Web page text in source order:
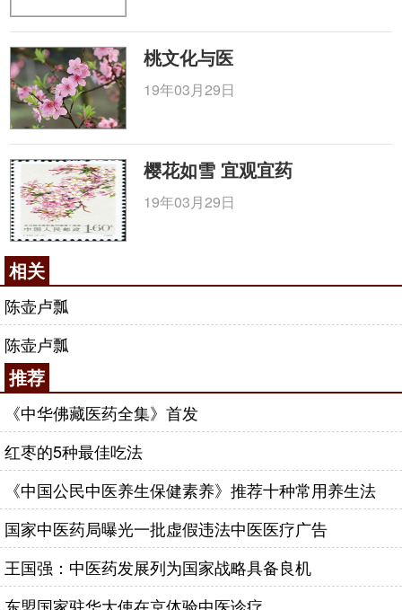
末。每空心温酒服二钱。（《简便单方》）
③治赤白崩中：旧壶芦瓢（炒存性）、
存性）等分。研末。每服二钱，热水调服，三服，有
汗为度，即上，甚者五服止。（《海上方》）
④治汤火伤灼：旧壶芦瓢烧敷之。（《濒湖集简
方》）
【中药炮制】取原药材，除去果柄及种子，洗
净，切块，干燥。用时捣碎。（《安徽省中药饮片炮
制规范2005年版》）
【道地性】非道地
【相关论述】
1.《本草纲目》：消胀杀虫，治痔漏下血，崩
中，带下赤白。
2.《饮片新参》：利水，消皮肤肿胀。
咨询电话：010-87876186
桃文化与医
19年03月29日
樱花如雪 宜观宜药
19年03月29日
相关
陈壶卢瓢
陈壶卢瓢
推荐
《中华佛藏医药全集》首发
红枣的5种最佳吃法
《中国公民中医养生保健素养》推荐十种常用养生法
国家中医药局曝光一批虚假违法中医医疗广告
王国强：中医药发展列为国家战略具备良机